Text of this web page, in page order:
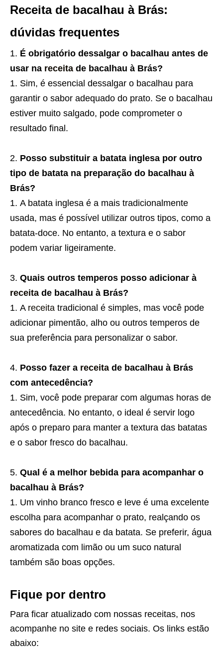
Receita de bacalhau à Brás:
dúvidas frequentes
É obrigatório dessalgar o bacalhau antes de
usar na receita de bacalhau à Brás?
Sim, é essencial dessalgar o bacalhau para
garantir o sabor adequado do prato. Se o bacalhau
estiver muito salgado, pode comprometer o
resultado final.
Posso substituir a batata inglesa por outro
tipo de batata na preparação do bacalhau à
Brás?
A batata inglesa é a mais tradicionalmente
usada, mas é possível utilizar outros tipos, como a
batata-doce. No entanto, a textura e o sabor
podem variar ligeiramente.
Quais outros temperos posso adicionar à
receita de bacalhau à Brás?
A receita tradicional é simples, mas você pode
adicionar pimentão, alho ou outros temperos de
sua preferência para personalizar o sabor.
Posso fazer a receita de bacalhau à Brás
com antecedência?
Sim, você pode preparar com algumas horas de
antecedência. No entanto, o ideal é servir logo
após o preparo para manter a textura das batatas
e o sabor fresco do bacalhau.
Qual é a melhor bebida para acompanhar o
bacalhau à Brás?
Um vinho branco fresco e leve é uma excelente
escolha para acompanhar o prato, realçando os
sabores do bacalhau e da batata. Se preferir, água
aromatizada com limão ou um suco natural
também são boas opções.
Fique por dentro
Para ficar atualizado com nossas receitas, nos
acompanhe no site e redes sociais. Os links estão
abaixo: